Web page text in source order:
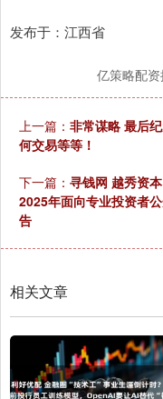
发布于：江西省
亿策略配资
上一篇： 非常谋略 最后
何交易等等！
下一篇： 寻钱网 越秀资
2025年面向专业投资者
告
相关文章